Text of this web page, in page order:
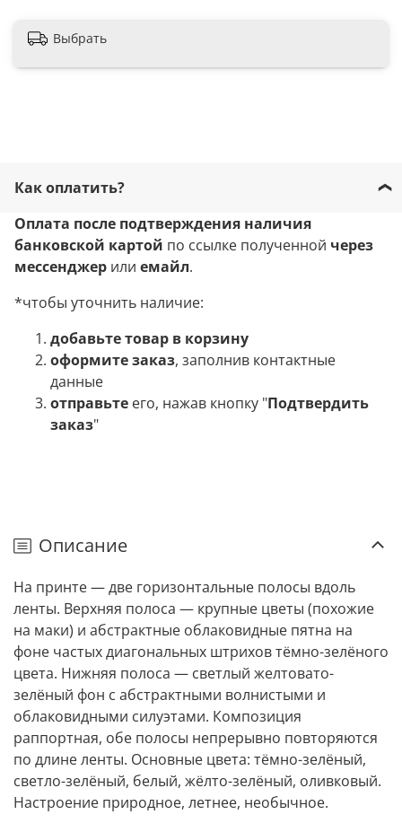
Выбрать
Как оплатить?
Оплата после подтверждения наличия
банковской картой по ссылке полученной через
мессенджер или емайл.
*чтобы уточнить наличие:
добавьте товар в корзину
оформите заказ, заполнив контактные
данные
отправьте его, нажав кнопку "Подтвердить
заказ"
Описание
На принте — две горизонтальные полосы вдоль
ленты. Верхняя полоса — крупные цветы (похожие
на маки) и абстрактные облаковидные пятна на
фоне частых диагональных штрихов тёмно-зелёного
цвета. Нижняя полоса — светлый желтовато-
зелёный фон с абстрактными волнистыми и
облаковидными силуэтами. Композиция
раппортная, обе полосы непрерывно повторяются
по длине ленты. Основные цвета: тёмно-зелёный,
светло-зелёный, белый, жёлто-зелёный, оливковый.
Настроение природное, летнее, необычное.